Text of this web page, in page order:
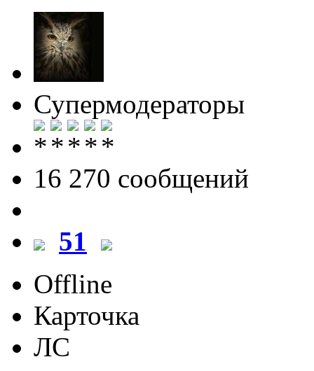
Супермодераторы
16 270 cообщений
51
Offline
Карточка
ЛС